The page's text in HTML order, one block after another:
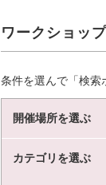
ワークショッ
条件を選んで「検索
開催場所を選ぶ
カテゴリを選ぶ